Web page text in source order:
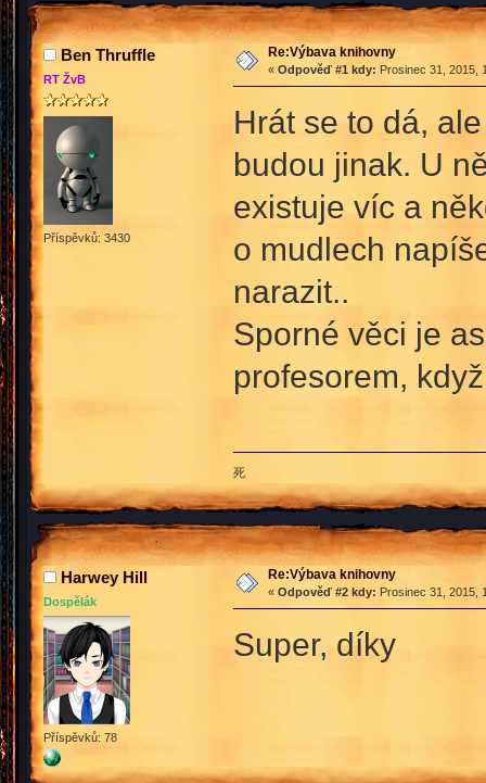
Ben Thruffle
RT ŽvB
Příspěvků: 3430
Re:Výbava knihovny
« Odpověď #1 kdy: Prosinec 31, 2015,
Hrát se to dá,
budou jinak. U
existuje víc a
o mudlech
narazit..
Sporné věci je
profesorem,
死
Harwey Hill
Dospělák
Příspěvků: 78
Re:Výbava knihovny
« Odpověď #2 kdy: Prosinec 31, 2015,
Super, díky